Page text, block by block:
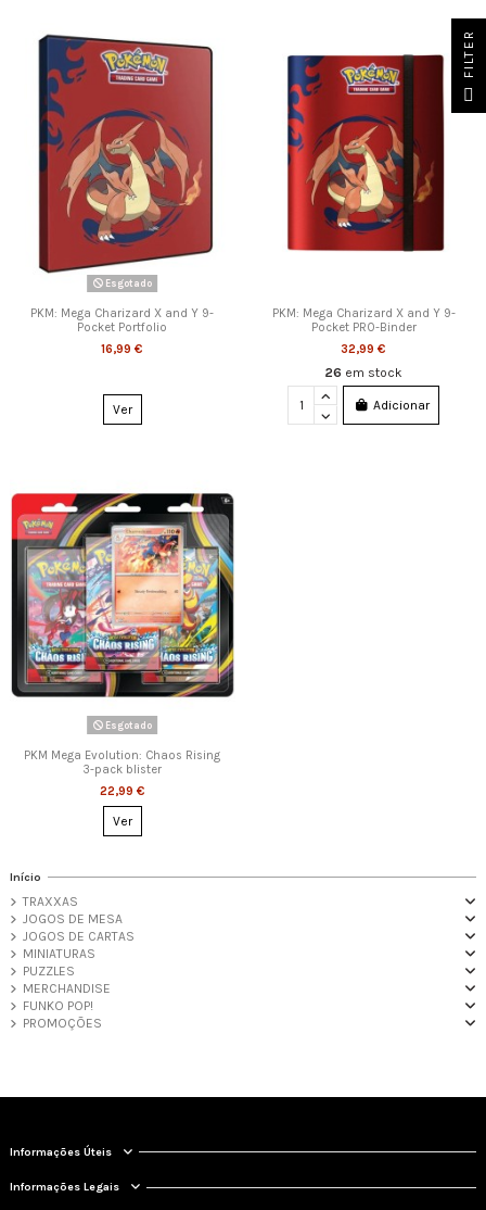
Esgotado
PKM: Mega Charizard X and Y 9-
Pocket Portfolio
16,99 €
Ver
PKM: Mega Charizard X and Y 9-
Pocket PRO-Binder
32,99 €
26 em stock
Adicionar
Esgotado
PKM Mega Evolution: Chaos Rising
3-pack blister
22,99 €
Ver
Início
TRAXXAS
JOGOS DE MESA
JOGOS DE CARTAS
MINIATURAS
PUZZLES
MERCHANDISE
FUNKO POP!
PROMOÇÕES
Informações Úteis
Informações Legais
FILTER